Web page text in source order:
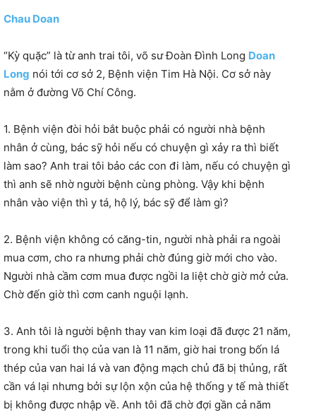
Chau Doan
“Kỳ quặc” là từ anh trai tôi, võ sư Đoàn Đình Long Doan
Long nói tới cơ sở 2, Bệnh viện Tim Hà Nội. Cơ sở này
nằm ở đường Võ Chí Công.
1. Bệnh viện đòi hỏi bắt buộc phải có người nhà bệnh
nhân ở cùng, bác sỹ hỏi nếu có chuyện gì xảy ra thì biết
làm sao? Anh trai tôi bảo các con đi làm, nếu có chuyện gì
thì anh sẽ nhờ người bệnh cùng phòng. Vậy khi bệnh
nhân vào viện thì y tá, hộ lý, bác sỹ để làm gì?
2. Bệnh viện không có căng-tin, người nhà phải ra ngoài
mua cơm, cho ra nhưng phải chờ đúng giờ mới cho vào.
Người nhà cầm cơm mua được ngồi la liệt chờ giờ mở cửa.
Chờ đến giờ thì cơm canh nguội lạnh.
3. Anh tôi là người bệnh thay van kim loại đã được 21 năm,
trong khi tuổi thọ của van là 11 năm, giờ hai trong bốn lá
thép của van hai lá và van động mạch chủ đã bị thủng, rất
cần vá lại nhưng bởi sự lộn xộn của hệ thống y tế mà thiết
bị không được nhập về. Anh tôi đã chờ đợi gần cả năm